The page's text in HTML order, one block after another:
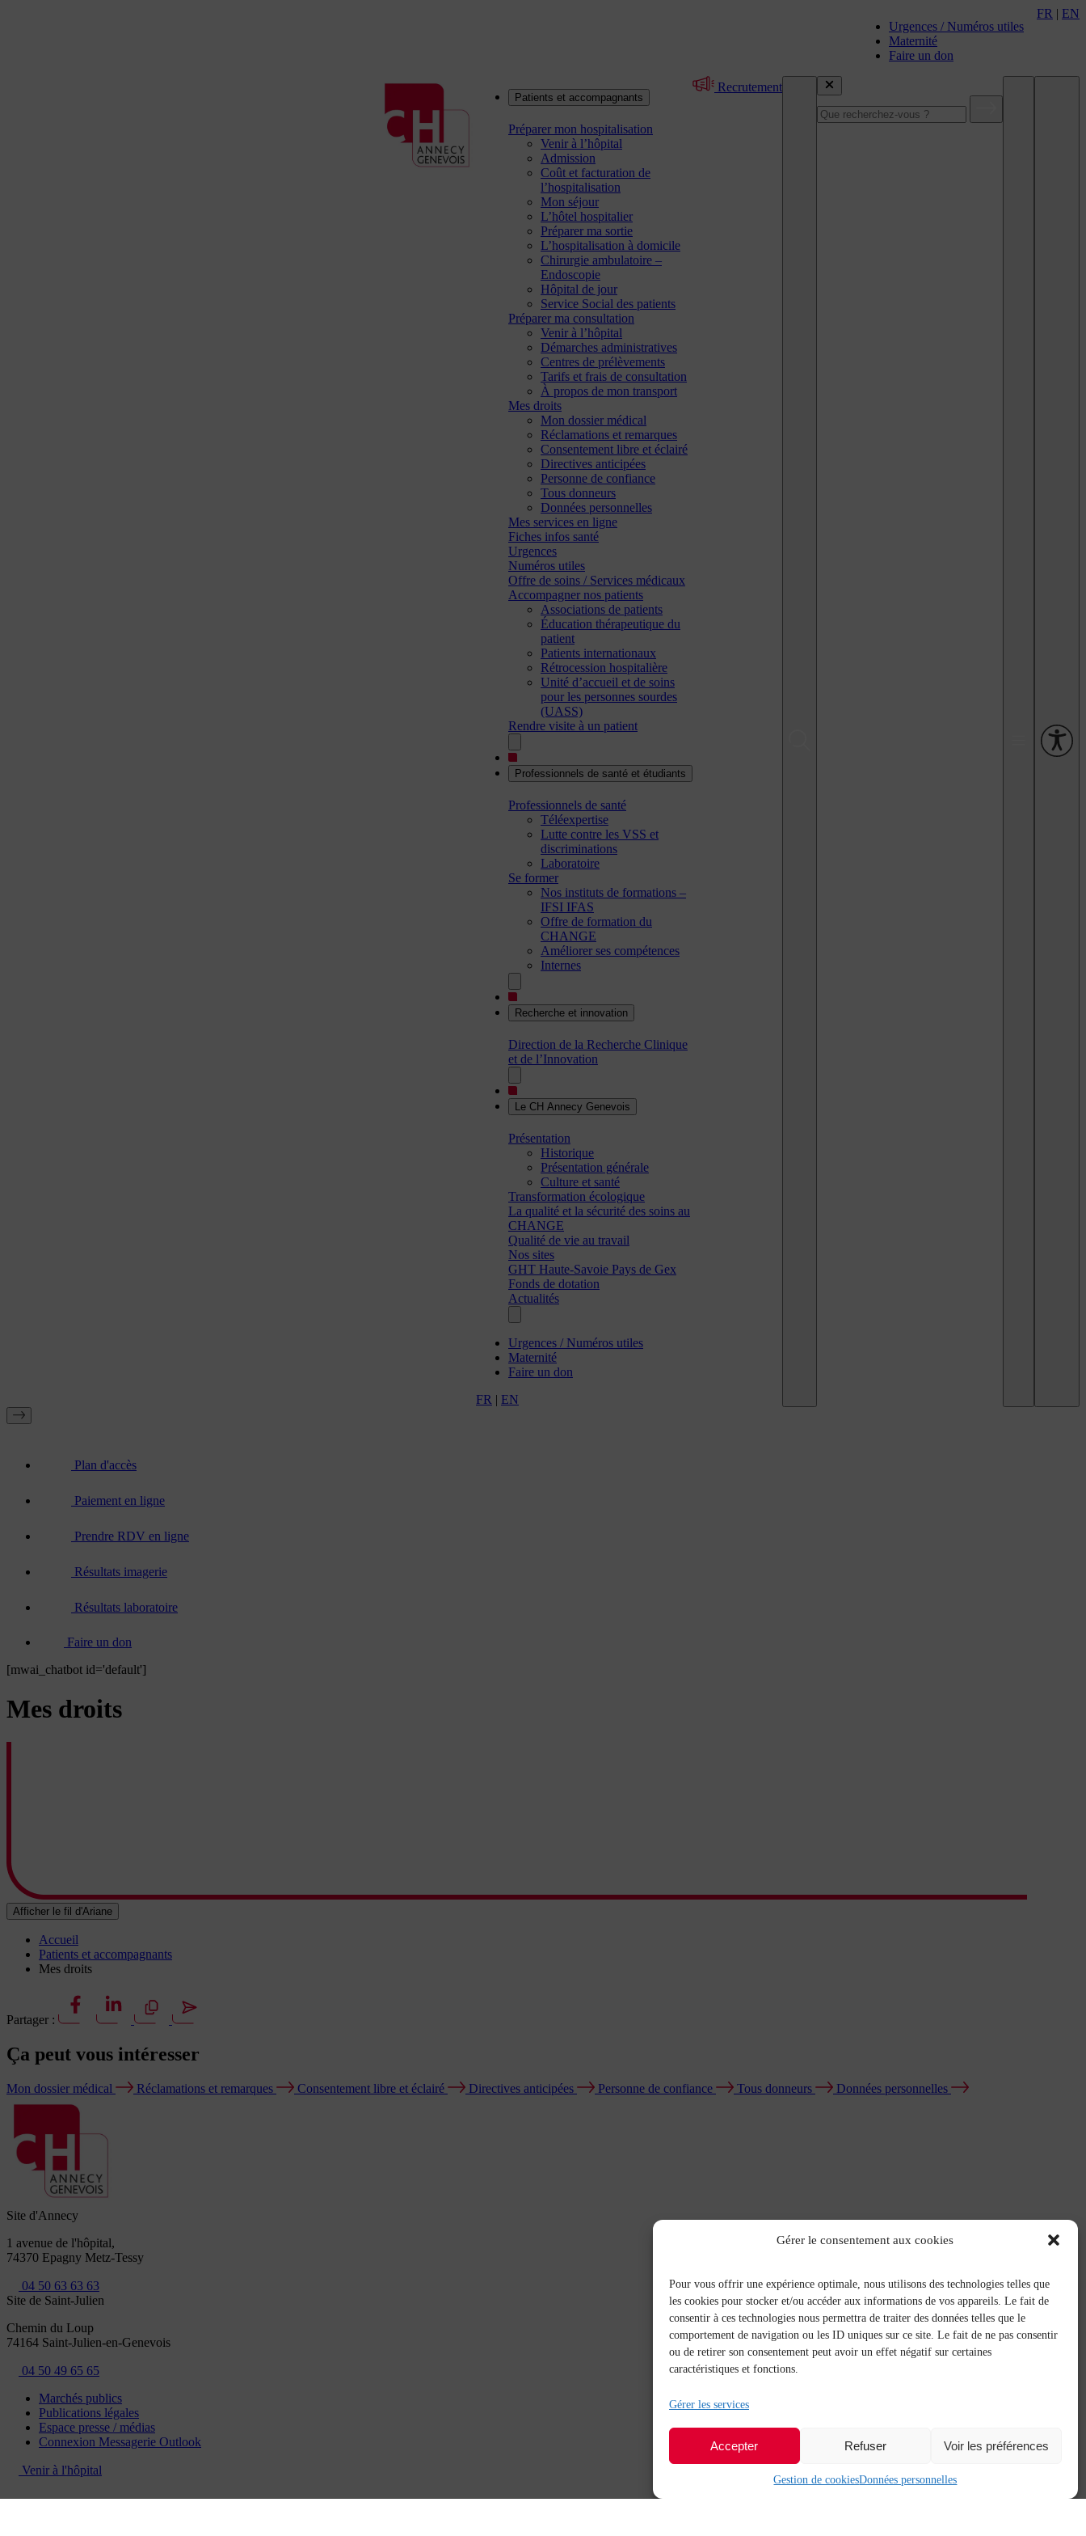
Gérer le consentement aux cookies
Pour vous offrir une expérience optimale, nous utilisons des technologies telles que
les cookies pour stocker et/ou accéder aux informations de vos appareils. Le fait de
consentir à ces technologies nous permettra de traiter des données telles que le
comportement de navigation ou les ID uniques sur ce site. Le fait de ne pas consentir
ou de retirer son consentement peut avoir un effet négatif sur certaines
caractéristiques et fonctions.
Gérer les services
Accepter Refuser Voir les préférences
Gestion de cookiesDonnées personnelles
Urgences / Numéros utiles
Maternité
Faire un don
FR | EN
Patients et accompagnants
Préparer mon hospitalisation
Venir à l’hôpital
Admission
Coût et facturation de
l’hospitalisation
Mon séjour
L’hôtel hospitalier
Préparer ma sortie
L’hospitalisation à domicile
Chirurgie ambulatoire –
Endoscopie
Hôpital de jour
Service Social des patients
Préparer ma consultation
Venir à l’hôpital
Démarches administratives
Centres de prélèvements
Tarifs et frais de consultation
À propos de mon transport
Mes droits
Mon dossier médical
Réclamations et remarques
Consentement libre et éclairé
Directives anticipées
Personne de confiance
Tous donneurs
Données personnelles
Mes services en ligne
Fiches infos santé
Urgences
Numéros utiles
Offre de soins / Services médicaux
Accompagner nos patients
Associations de patients
Éducation thérapeutique du
patient
Patients internationaux
Rétrocession hospitalière
Unité d’accueil et de soins
pour les personnes sourdes
(UASS)
Rendre visite à un patient
Professionnels de santé et étudiants
Professionnels de santé
Téléexpertise
Lutte contre les VSS et
discriminations
Laboratoire
Se former
Nos instituts de formations –
IFSI IFAS
Offre de formation du
CHANGE
Améliorer ses compétences
Internes
Recherche et innovation
Direction de la Recherche Clinique
et de l’Innovation
Le CH Annecy Genevois
Présentation
Historique
Présentation générale
Culture et santé
Transformation écologique
La qualité et la sécurité des soins au
CHANGE
Qualité de vie au travail
Nos sites
GHT Haute-Savoie Pays de Gex
Fonds de dotation
Actualités
Urgences / Numéros utiles
Maternité
Faire un don
FR | EN
Recrutement
Plan d'accès
Paiement en ligne
Prendre RDV en ligne
Résultats imagerie
Résultats laboratoire
Faire un don
[mwai_chatbot id='default']
Mes droits
Afficher le fil d'Ariane
Accueil
Patients et accompagnants
Mes droits
Partager :
Ça peut vous intéresser
Mon dossier médical Réclamations et remarques Consentement libre et éclairé Directives anticipées Personne de confiance Tous donneurs Données personnelles
Site d'Annecy
1 avenue de l'hôpital,
74370 Epagny Metz-Tessy
04 50 63 63 63
Site de Saint-Julien
Chemin du Loup
74164 Saint-Julien-en-Genevois
04 50 49 65 65
Marchés publics
Publications légales
Espace presse / médias
Connexion Messagerie Outlook
Venir à l'hôpital